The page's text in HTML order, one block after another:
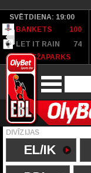
SVĒTDIENA: 19:00
BANKETS
100
LET IT RAIN
74
SC MEŽAPARKS
DIVĪZIJAS
EL/IK